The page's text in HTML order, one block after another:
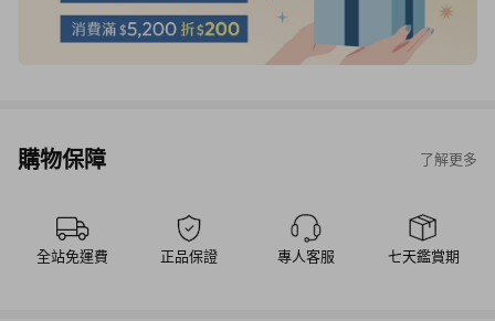
購物保障 了解更多
全站免運費 正品保證 專人客服 七天鑑賞期